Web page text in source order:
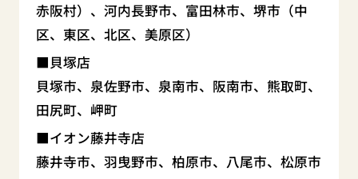
赤阪村）、河内長野市、富田林市、堺市（中
区、東区、北区、美原区）
貝塚店
貝塚市、泉佐野市、泉南市、阪南市、熊取町、
田尻町、岬町
イオン藤井寺店
藤井寺市、羽曳野市、柏原市、八尾市、松原市